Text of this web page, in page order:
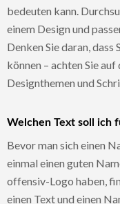
bedeuten kann.
einem Design und
Denken Sie daran,
können – achten Sie
Designthemen und
Welchen Text soll ich
Bevor man sich einen
einmal einen guten
offensiv-Logo haben,
einen Text und einen